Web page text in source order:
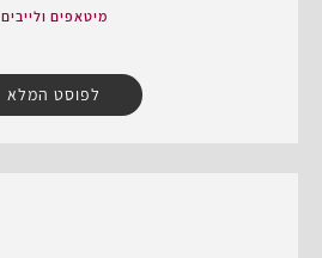
מיטאפים ולייבים
לפוסט המלא